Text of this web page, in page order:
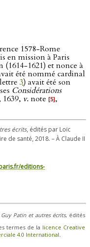
1578-Rome
en mission à Paris
1621) et nonce à
été nommé cardinal
3) avait été son
Considérations
v. note [5],
écrits, édités par Loïc
de santé, 2018. – À Claude II
editions-
Patin et autres écrits, édités
termes de la licence Creative
4.0 International.